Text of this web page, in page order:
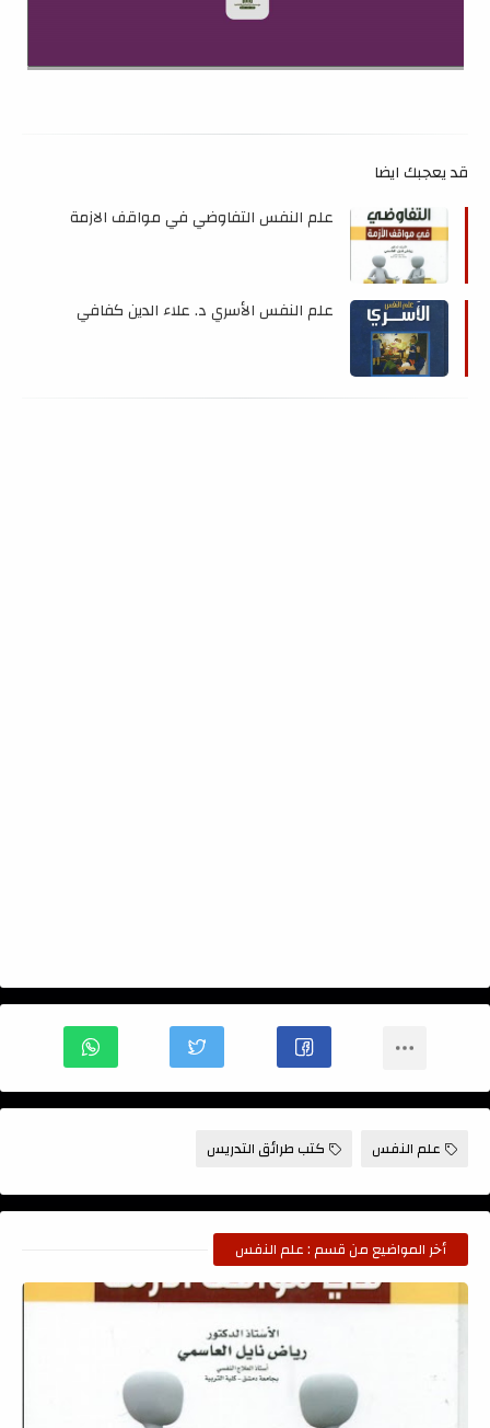
قد يعجبك ايضا
علم النفس التفاوضي في مواقف الازمة
علم النفس الأسري د. علاء الدين كفافي
علم النفس كتب طرائق التدريس
أخر المواضيع من قسم : علم النفس